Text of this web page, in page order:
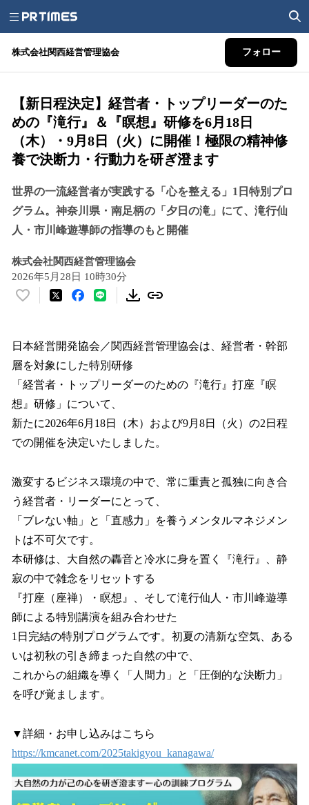
株式会社関西経営管理協会 フォロー
【新日程決定】経営者・トップリーダーのた
めの『滝行』＆『瞑想』研修を6月18日
（木）・9月8日（火）に開催！極限の精神修
養で決断力・行動力を研ぎ澄ます
世界の一流経営者が実践する「心を整える」1日特別プロ
グラム。神奈川県・南足柄の「夕日の滝」にて、滝行仙
人・市川峰遊導師の指導のもと開催
株式会社関西経営管理協会
2026年5月28日 10時30分
い
！
数
を
読
み
込
み
中
す
日本経営開発協会／関西経営管理協会は、経営者・幹部
層を対象にした特別研修
「経営者・トップリーダーのための『滝行』打座『瞑
想』研修」について、
新たに2026年6月18日（木）および9月8日（火）の2日程
での開催を決定いたしました。
激変するビジネス環境の中で、常に重責と孤独に向き合
う経営者・リーダーにとって、
「ブレない軸」と「直感力」を養うメンタルマネジメン
トは不可欠です。
本研修は、大自然の轟音と冷水に身を置く『滝行』、静
寂の中で雑念をリセットする
『打座（座禅）・瞑想』、そして滝行仙人・市川峰遊導
師による特別講演を組み合わせた
1日完結の特別プログラムです。初夏の清新な空気、ある
いは初秋の引き締まった自然の中で、
これからの組織を導く「人間力」と「圧倒的な決断力」
を呼び覚まします。
▼詳細・お申し込みはこちら
https://kmcanet.com/2025takigyou_kanagawa/